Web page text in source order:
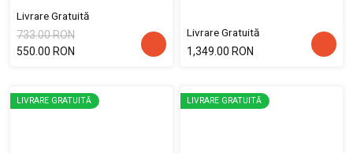
Livrare Gratuită
733.00 RON
550.00 RON
Livrare Gratuită
1,349.00 RON
LIVRARE GRATUITĂ LIVRARE GRATUITĂ